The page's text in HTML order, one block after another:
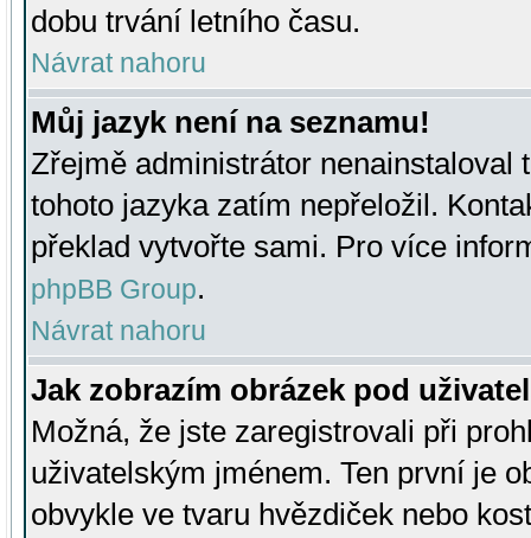
dobu trvání letního času.
Návrat nahoru
Můj jazyk není na seznamu!
Zřejmě administrátor nenainstaloval
tohoto jazyka zatím nepřeložil.
překlad vytvořte sami. Pro více
phpBB Group.
Návrat nahoru
Jak zobrazím obrázek pod
Možná, že jste zaregistrovali při
uživatelským jménem. Ten první je
obvykle ve tvaru hvězdiček nebo